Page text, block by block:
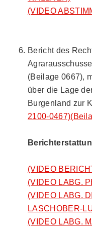
(VIDEO
Bericht des
(Beilage 0667),
über die Lage
Burgenland zur
2100-0467)
(VIDEO
(VIDEO LABG.
(VIDEO LABG.
LASCHOBER-
(VIDEO LABG.